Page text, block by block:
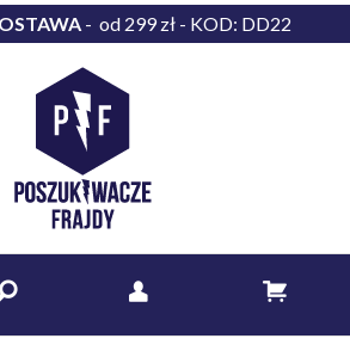
- od 299 zł - KOD: DD22